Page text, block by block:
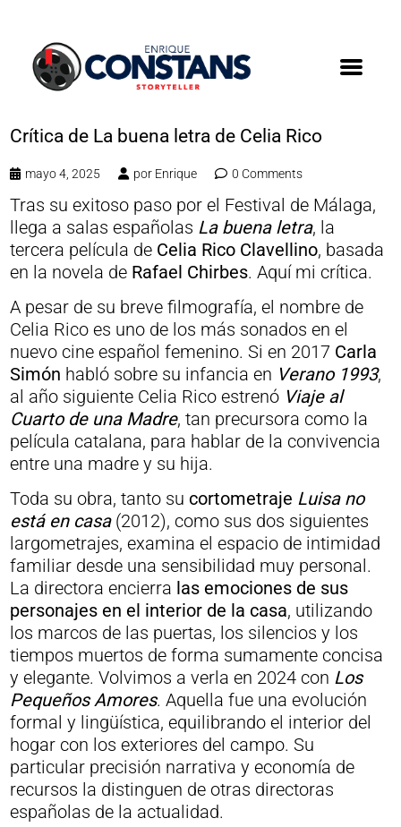
Crítica de La buena letra de Celia Rico
mayo 4, 2025 por Enrique 0 Comments
Tras su exitoso paso por el Festival de Málaga,
llega a salas españolas La buena letra, la
tercera película de Celia Rico Clavellino, basada
en la novela de Rafael Chirbes. Aquí mi crítica.
A pesar de su breve filmografía, el nombre de
Celia Rico es uno de los más sonados en el
nuevo cine español femenino. Si en 2017 Carla
Simón habló sobre su infancia en Verano 1993,
al año siguiente Celia Rico estrenó Viaje al
Cuarto de una Madre, tan precursora como la
película catalana, para hablar de la convivencia
entre una madre y su hija.
Toda su obra, tanto su cortometraje Luisa no
está en casa(2012), como sus dos siguientes
largometrajes, examina el espacio de intimidad
familiar desde una sensibilidad muy personal.
La directora encierra las emociones de sus
personajes en el interior de la casa, utilizando
los marcos de las puertas, los silencios y los
tiempos muertos de forma sumamente concisa
y elegante. Volvimos a verla en 2024 con Los
Pequeños Amores. Aquella fue una evolución
formal y lingüística, equilibrando el interior del
hogar con los exteriores del campo. Su
particular precisión narrativa y economía de
recursos la distinguen de otras directoras
españolas de la actualidad.